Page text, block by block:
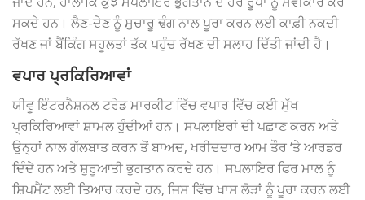
ਸਕਦੇ ਹਨ। ਲੈਣ-ਦੇਣ ਨੂੰ ਸੁਚਾਰੂ ਢੰਗ ਨਾਲ ਪੂਰਾ ਕਰਨ ਲਈ ਕਾਫ਼ੀ ਨਕਦੀ
ਰੱਖਣ ਜਾਂ ਬੈਂਕਿੰਗ ਸਹੂਲਤਾਂ ਤੱਕ ਪਹੁੰਚ ਰੱਖਣ ਦੀ ਸਲਾਹ ਦਿੱਤੀ ਜਾਂਦੀ ਹੈ।
ਵਪਾਰ ਪ੍ਰਕਿਰਿਆਵਾਂ
ਯੀਵੂ ਇੰਟਰਨੈਸ਼ਨਲ ਟਰੇਡ ਮਾਰਕੀਟ ਵਿੱਚ ਵਪਾਰ ਵਿੱਚ ਕਈ ਮੁੱਖ
ਪ੍ਰਕਿਰਿਆਵਾਂ ਸ਼ਾਮਲ ਹੁੰਦੀਆਂ ਹਨ। ਸਪਲਾਇਰਾਂ ਦੀ ਪਛਾਣ ਕਰਨ ਅਤੇ
ਉਨ੍ਹਾਂ ਨਾਲ ਗੱਲਬਾਤ ਕਰਨ ਤੋਂ ਬਾਅਦ, ਖਰੀਦਦਾਰ ਆਮ ਤੌਰ ‘ਤੇ ਆਰਡਰ
ਦਿੰਦੇ ਹਨ ਅਤੇ ਸ਼ੁਰੂਆਤੀ ਭੁਗਤਾਨ ਕਰਦੇ ਹਨ। ਸਪਲਾਇਰ ਫਿਰ ਮਾਲ ਨੂੰ
ਸ਼ਿਪਮੈਂਟ ਲਈ ਤਿਆਰ ਕਰਦੇ ਹਨ, ਜਿਸ ਵਿੱਚ ਖਾਸ ਲੋੜਾਂ ਨੂੰ ਪੂਰਾ ਕਰਨ ਲਈ